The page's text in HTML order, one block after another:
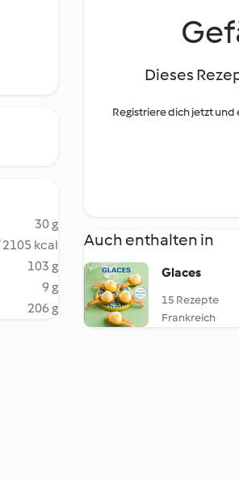
30 g
2105 kcal
103 g
9 g
206 g
Dieses
Registriere dich jetzt und
Auch enthalten in
Glaces
15 Rezepte
Frankreich